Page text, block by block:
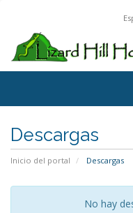
Descargas
Inicio del portal Descargas
No hay